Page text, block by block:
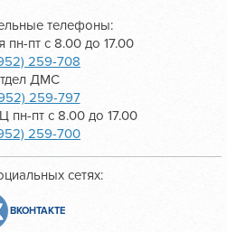
телефоны:
пн-пт с 8.00 до 17.00
259-708
ДМС
259-797
пт с 8.00 до 17.00
259-700
сетях:
ВКОНТАКТЕ